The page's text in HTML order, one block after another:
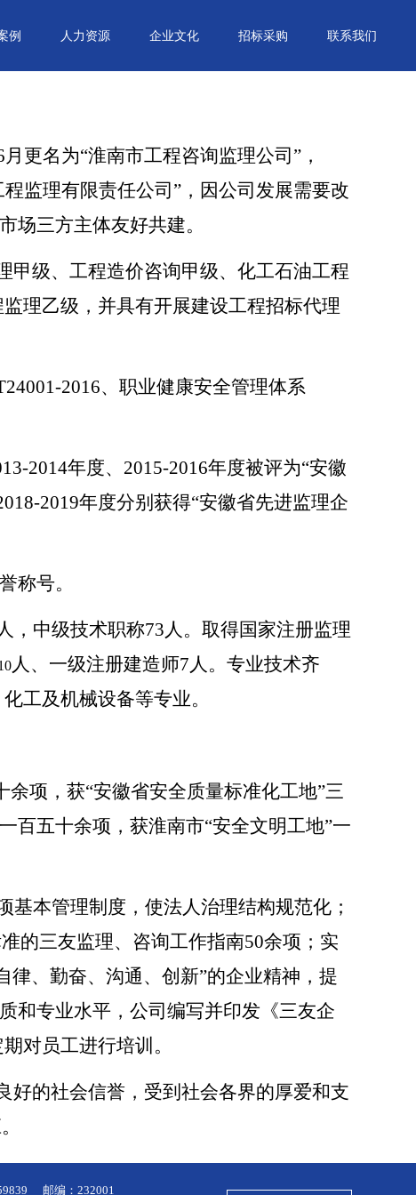
例 人力资源 企业文化 招标采购 联系我们
更名为“淮南市工程咨询监理公司”，
监理有限责任公司”，因公司发展需要改
场三方主体友好共建。
甲级、工程造价咨询甲级、化工石油工程
理乙级，并具有开展建设工程招标代理
2016、职业健康安全管理体系
2014年度、2015-2016年度被评为“安徽
2019年度分别获得“安徽省先进监理企
称号。
，中级技术职称73人。取得国家注册监理
人、一级注册建造师7人。专业技术齐
工及机械设备等专业。
项，获“安徽省安全质量标准化工地”三
百五十余项，获淮南市“安全文明工地”一
本管理制度，使法人治理结构规范化；
的三友监理、咨询工作指南50余项；实
、勤奋、沟通、创新”的企业精神，提
和专业水平，公司编写并印发《三友企
对员工进行培训。
好的社会信誉，受到社会各界的厚爱和支
邮编：232001